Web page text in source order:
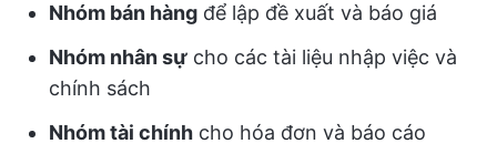
Nhóm bán hàng để lập đề xuất và báo giá
Nhóm nhân sự cho các tài liệu nhập việc và
chính sách
Nhóm tài chính cho hóa đơn và báo cáo